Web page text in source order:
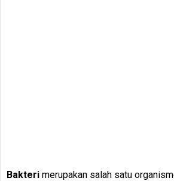
Bakteri merupakan salah satu